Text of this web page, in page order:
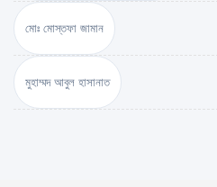
মোঃ মোস্তফা জামান
মুহাম্মদ আবুল হাসানাত